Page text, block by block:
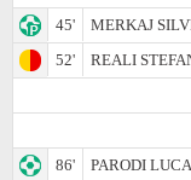
45'
MERKAJ
52'
REALI
86'
PARODI LUCA